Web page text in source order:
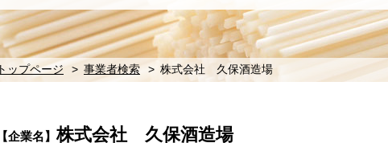
トップページ 事業者検索 株式会社 久保酒造場
【企業名】株式会社 久保酒造場